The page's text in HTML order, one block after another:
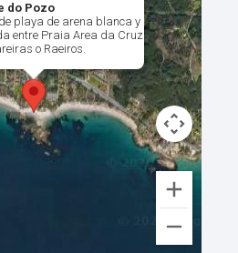
do Pozo
playa de arena blanca y
entre Praia Area da Cruz
o Raeiros.